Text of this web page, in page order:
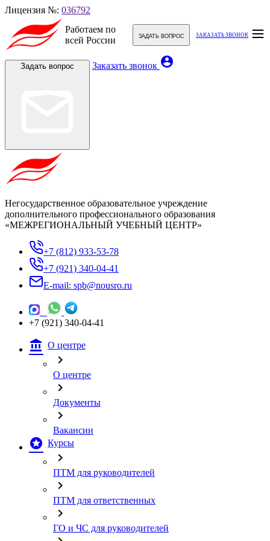
Лицензия №: 036792
Работаем по
всей России
ЗАДАТЬ ВОПРОС ЗАКАЗАТЬ ЗВОНОК
Заказать звонок account_circle
Негосударственное образовательное учреждение
дополнительного профессионального образования
«МЕЖРЕГИОНАЛЬНЫЙ УЧЕБНЫЙ ЦЕНТР»
+7 (812) 933-53-78
+7 (921) 340-04-41
E-mail: spb@nousro.ru
+7 (921) 340-04-41
account_balance О центре
chevron_right
О центре
chevron_right
Документы
chevron_right
Вакансии
stars Курсы
chevron_right
ПТМ для руководителей
chevron_right
ПТМ для ответственных
chevron_right
ГО и ЧС для руководителей